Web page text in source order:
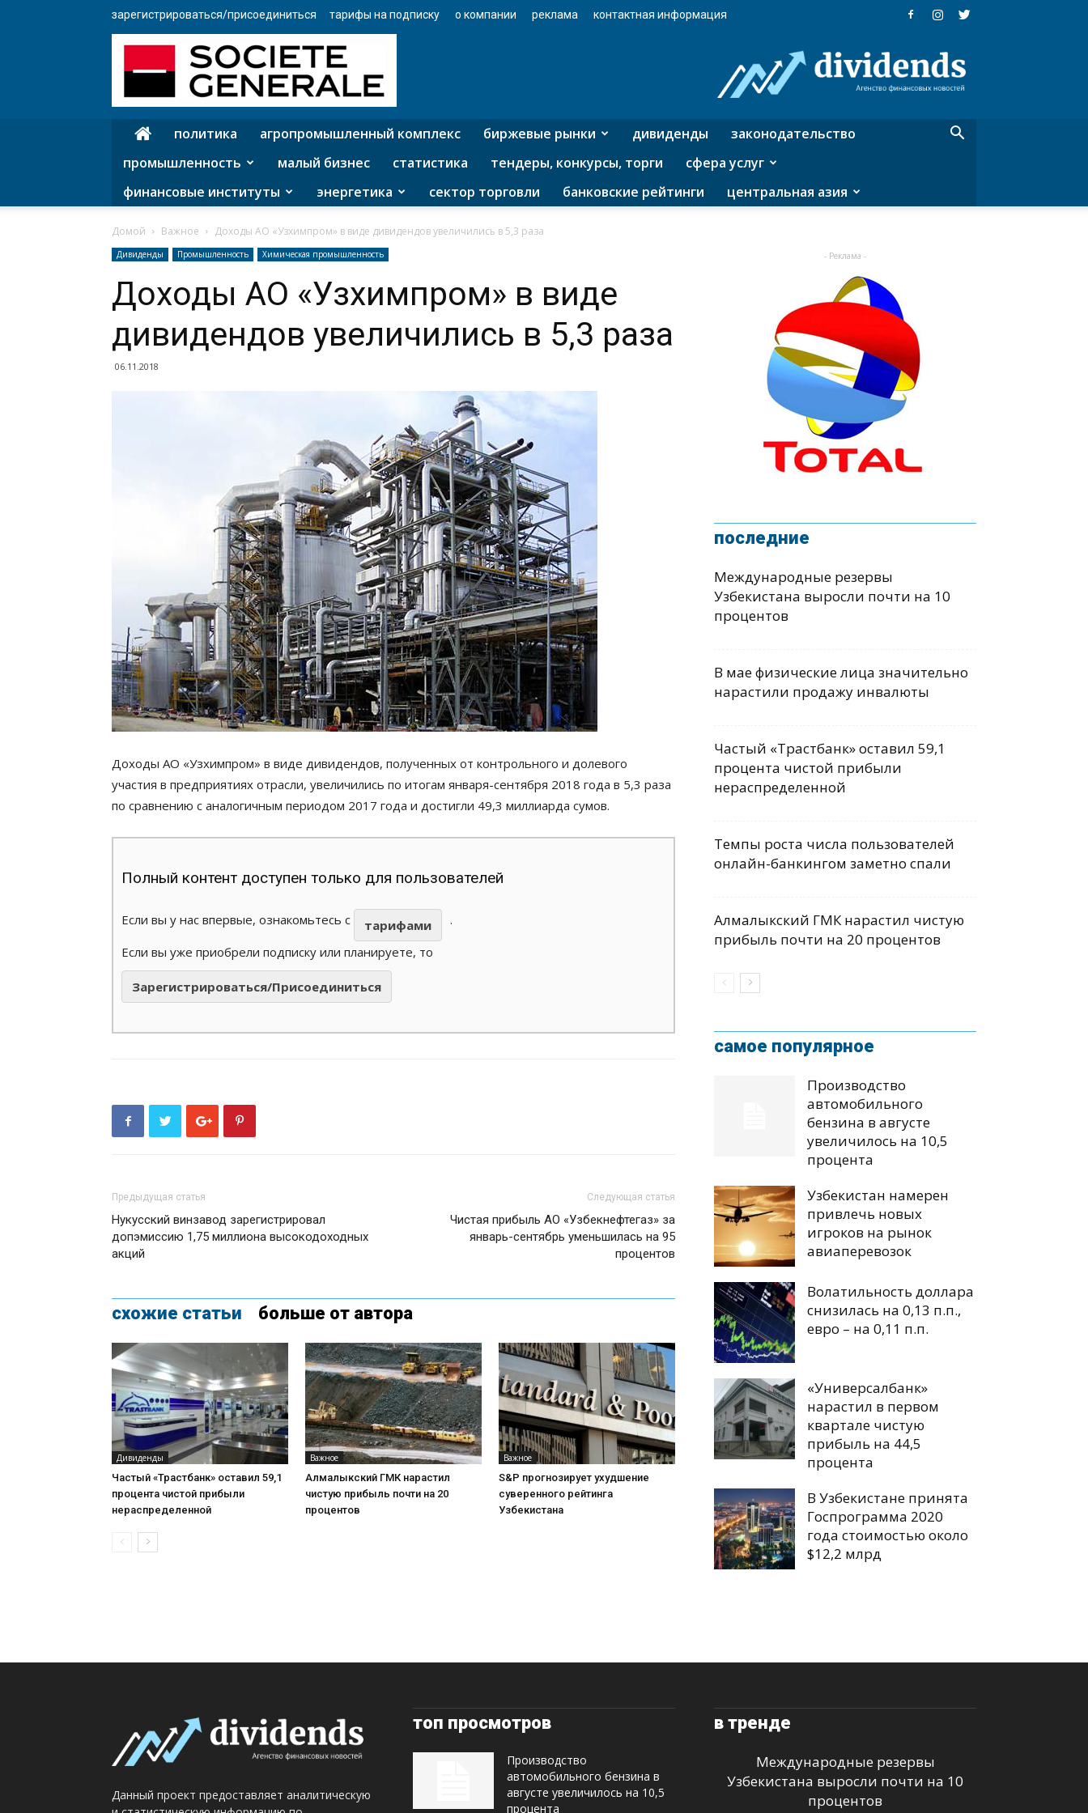
зарегистрироваться/присоединиться тарифы на подписку о компании реклама контактная информация
агентство
финансовых
политика агропромышленный комплекс биржевые рынки дивиденды
законодательство
промышленность
малый бизнес статистика тендеры, конкурсы, торги
сфера услуг
финансовые институты
энергетика сектор торговли банковские рейтинги центральная азия
Домой Важное Доходы АО «Узхимпром» в виде дивидендов увеличились в 5,3 раза
Дивиденды Промышленность Химическая промышленность
Доходы АО «Узхимпром» в виде
дивидендов увеличились в 5,3 раза
06.11.2018
Доходы АО «Узхимпром» в виде дивидендов, полученных от контрольного и долевого
участия в предприятиях отрасли, увеличились по итогам января-сентября 2018 года в 5,3 раза
по сравнению с аналогичным периодом 2017 года и достигли 49,3 миллиарда сумов.
Полный контент доступен только для пользователей
Если вы у нас впервые, ознакомьтесь с тарифами
.
Если вы уже приобрели подписку или планируете, то
Зарегистрироваться/Присоединиться
Предыдущая статья
Нукусский винзавод зарегистрировал
допэмиссию 1,75 миллиона высокодоходных
акций
Следующая статья
Чистая прибыль АО «Узбекнефтегаз» за
январь-сентябрь уменьшилась на 95
процентов
схожие статьи больше от автора
Дивиденды
Частый «Трастбанк» оставил 59,1
процента чистой прибыли
нераспределенной
Важное
Алмалыкский ГМК нарастил
чистую прибыль почти на 20
процентов
Важное
S&P прогнозирует ухудшение
суверенного рейтинга
Узбекистана
- Реклама -
последние
Международные резервы
Узбекистана выросли почти на 10
процентов
В мае физические лица значительно
нарастили продажу инвалюты
Частый «Трастбанк» оставил 59,1
процента чистой прибыли
нераспределенной
Темпы роста числа пользователей
онлайн-банкингом заметно спали
Алмалыкский ГМК нарастил чистую
прибыль почти на 20 процентов
самое популярное
Производство
автомобильного
бензина в августе
увеличилось на 10,5
процента
Узбекистан намерен
привлечь новых
игроков на рынок
авиаперевозок
Волатильность доллара
снизилась на 0,13 п.п.,
евро – на 0,11 п.п.
«Универсалбанк»
нарастил в первом
квартале чистую
прибыль на 44,5
процента
В Узбекистане принята
Госпрограмма 2020
года стоимостью около
$12,2 млрд
Данный проект предоставляет аналитическую
топ просмотров
Производство
автомобильного бензина в
августе увеличилось на 10,5
процента
в тренде
Международные резервы
Узбекистана выросли почти на 10
процентов